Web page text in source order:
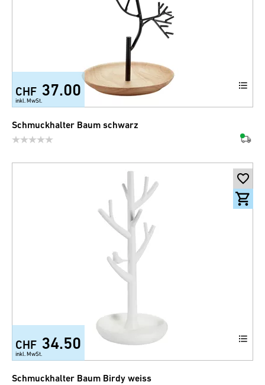
CHF 37.00
inkl. MwSt.
Schmuckhalter Baum schwarz
CHF 34.50
inkl. MwSt.
Schmuckhalter Baum Birdy weiss